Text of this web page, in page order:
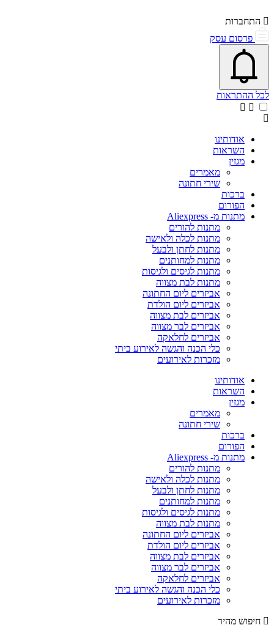
התחברות
פרסום עסק
פתיחת\סגירת מרכז התראות
אייקון פעמון
לכל ההתראות
אודותינו
השראות
מגזין
מאמרים
שירי חתונה
ברכות
הפורום
מתנות מ- Aliexpress
מתנות להורים
מתנות לכלה ולאישה
מתנות לחתן ולבעל
מתנות למחותנים
מתנות לגיסים ולגיסות
מתנות לבת מצווה
אביזרים ליום החתונה
אביזרים ליום הולדת
אביזרים לבת מצווה
אביזרים לבר מצווה
אביזרים לחלאקה
כלי הכנה והגשה לאירוע ביתי
מזכרות לאירועים
אודותינו
השראות
מגזין
מאמרים
שירי חתונה
ברכות
הפורום
מתנות מ- Aliexpress
מתנות להורים
מתנות לכלה ולאישה
מתנות לחתן ולבעל
מתנות למחותנים
מתנות לגיסים ולגיסות
מתנות לבת מצווה
אביזרים ליום החתונה
אביזרים ליום הולדת
אביזרים לבת מצווה
אביזרים לבר מצווה
אביזרים לחלאקה
כלי הכנה והגשה לאירוע ביתי
מזכרות לאירועים
חיפוש מהיר